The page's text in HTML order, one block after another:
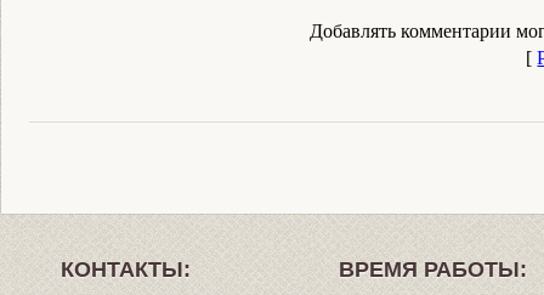
Добавлять комментарии
[
КОНТАКТЫ: ВРЕМЯ РАБОТЫ: